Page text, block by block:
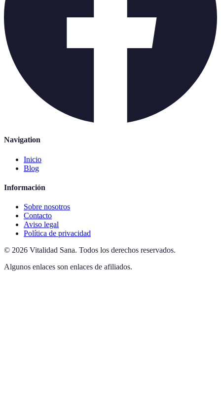
Navigation
Inicio
Blog
Información
Sobre nosotros
Contacto
Aviso legal
Política de privacidad
© 2026 Vitalidad Sana. Todos los derechos reservados.
Algunos enlaces son enlaces de afiliados.